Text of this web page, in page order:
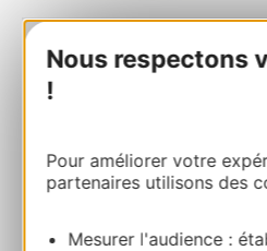
Nous respectons
!
Pour améliorer votre
partenaires utilisons des
Mesurer l'audience :
Bistrot Chez
32600